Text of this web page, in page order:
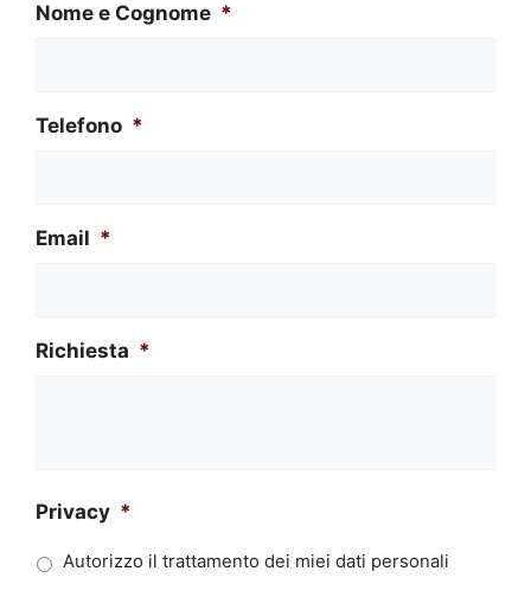
Nome e Cognome *
Telefono *
Email *
Richiesta *
Privacy *
Autorizzo il trattamento dei miei dati personali